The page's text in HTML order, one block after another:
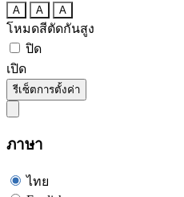
A A A
โหมดสีตัดกันสูง
ปิด
เปิด
รีเซ็ตการตั้งค่า
ภาษา
ไทย